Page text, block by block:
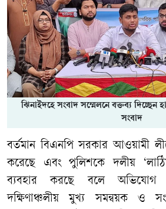
ঝিনাইদহে সংবাদ সম্মেলনে বক্তব্য দিচ্ছেন
সংবাদ
বর্তমান বিএনপি সরকার আওয়ামী
করেছে এবং পুলিশকে দলীয়
ব্যবহার করছে বলে অভিযোগ
দক্ষিণাঞ্চলীয় মুখ্য সমন্বয়ক ও